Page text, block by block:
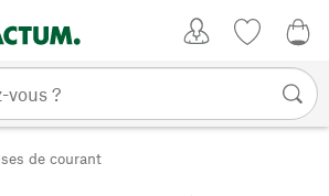
de courant